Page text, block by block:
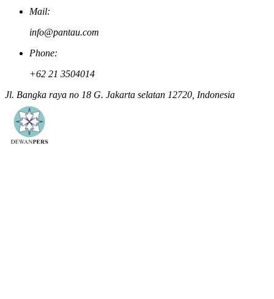
Mail:
info@pantau.com
Phone:
+62 21 3504014
Jl. Bangka raya no 18 G. Jakarta selatan 12720, Indonesia